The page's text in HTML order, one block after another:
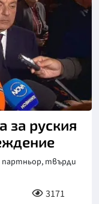
за руския
партньор, твърди
3171